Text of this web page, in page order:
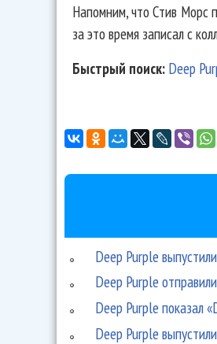
Напомним, что Стив Морс
за это время записал с
Быстрый поиск: Deep
Deep Purple
Deep Purple
Deep Purple показал
Deep Purple